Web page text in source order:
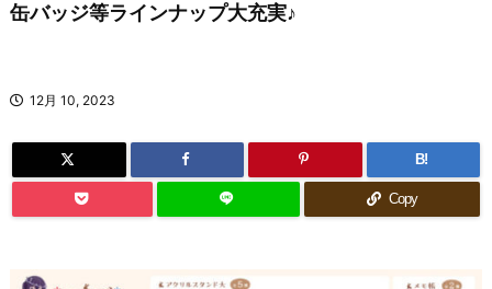
缶バッジ等ラインナップ大充実♪
12月 10, 2023
B!
Copy